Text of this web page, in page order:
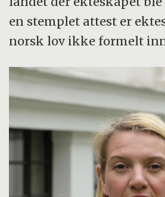
en stemplet attest er
norsk lov ikke formelt